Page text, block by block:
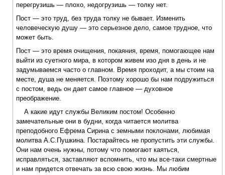
перегрузишь — плохо, недогрузишь — толку нет.
Пост — это труд, без труда толку не бывает. Изменить
человеческую душу — это серьезное дело, самое трудное, что
может быть.
Пост — это время очищения, покаяния, время, помогающее нам
выйти из суетного мира, в котором живем изо дня в день и не
задумываемся часто о главном. Время проходит, а мы стоим на
месте, душа не меняется. Поэтому хорошо бы нам подружиться
с постом, ведь он дает самое главное — духовное
преображение.
А какие идут службы Великим постом! Особенно
замечательные они в будни, когда читается молитва
преподобного Ефрема Сирина с земными поклонами, любимая
молитва А.С.Пушкина. Постарайтесь не пропустить эти службы.
Они нам очень нужны, потому что помогают каяться,
исправляться, заставляют вспомнить, что мы все-таки смертные
и нам придется отвечать за всю свою жизнь. Мы любим